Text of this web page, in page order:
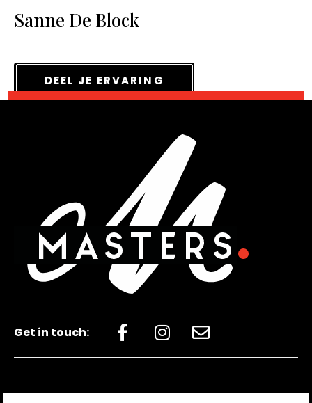
Sanne De Block
DEEL JE ERVARING
Get in touch: